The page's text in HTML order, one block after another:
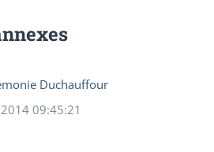
Duchauffour
09:45:21